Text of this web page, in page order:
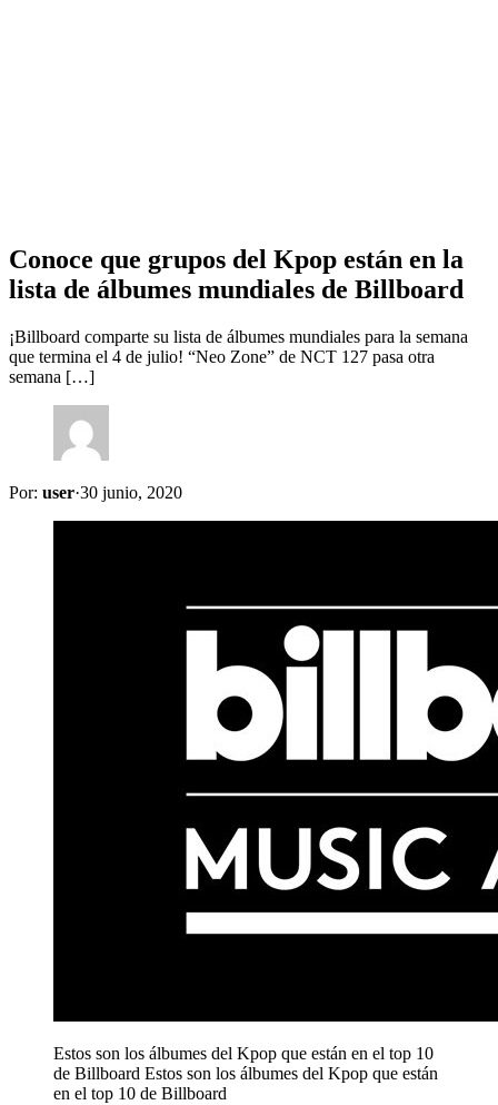
Conoce que grupos del Kpop están en la
lista de álbumes mundiales de Billboard
¡Billboard comparte su lista de álbumes mundiales para la semana
que termina el 4 de julio! “Neo Zone” de NCT 127 pasa otra
semana […]
Por: user·30 junio, 2020
Estos son los álbumes del Kpop que están en el top 10
de Billboard Estos son los álbumes del Kpop que están
en el top 10 de Billboard